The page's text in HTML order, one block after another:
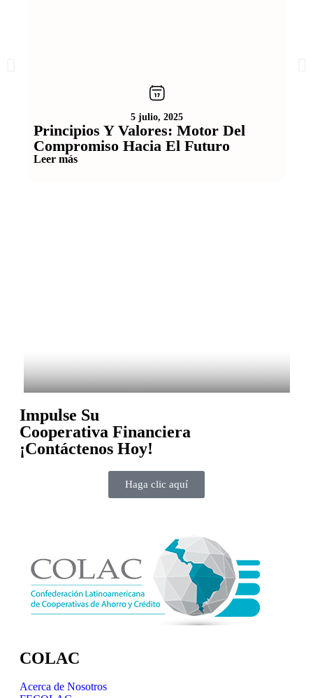
5 julio, 2025
Principios Y Valores: Motor Del
Compromiso Hacia El Futuro
Leer más
Impulse Su
Cooperativa Financiera
¡Contáctenos Hoy!
Haga clic aquí
COLAC
Acerca de Nosotros